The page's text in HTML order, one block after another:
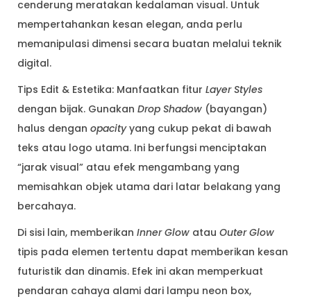
cenderung meratakan kedalaman visual. Untuk
mempertahankan kesan elegan, anda perlu
memanipulasi dimensi secara buatan melalui teknik
digital.
Tips Edit & Estetika: Manfaatkan fitur Layer Styles
dengan bijak. Gunakan Drop Shadow (bayangan)
halus dengan opacityyang cukup pekat di bawah
teks atau logo utama. Ini berfungsi menciptakan
“jarak visual” atau efek mengambang yang
memisahkan objek utama dari latar belakang yang
bercahaya.
Di sisi lain, memberikan Inner Glow atau Outer Glow
tipis pada elemen tertentu dapat memberikan kesan
futuristik dan dinamis. Efek ini akan memperkuat
pendaran cahaya alami dari lampu neon box,